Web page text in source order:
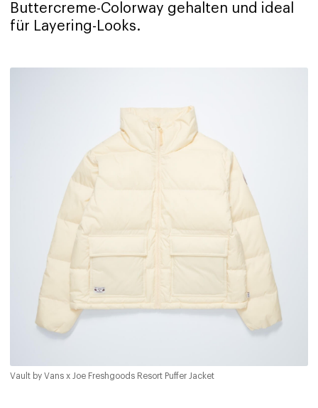
Buttercreme-Colorway gehalten und ideal
für Layering-Looks.
Vault by Vans x Joe Freshgoods Resort Puffer Jacket